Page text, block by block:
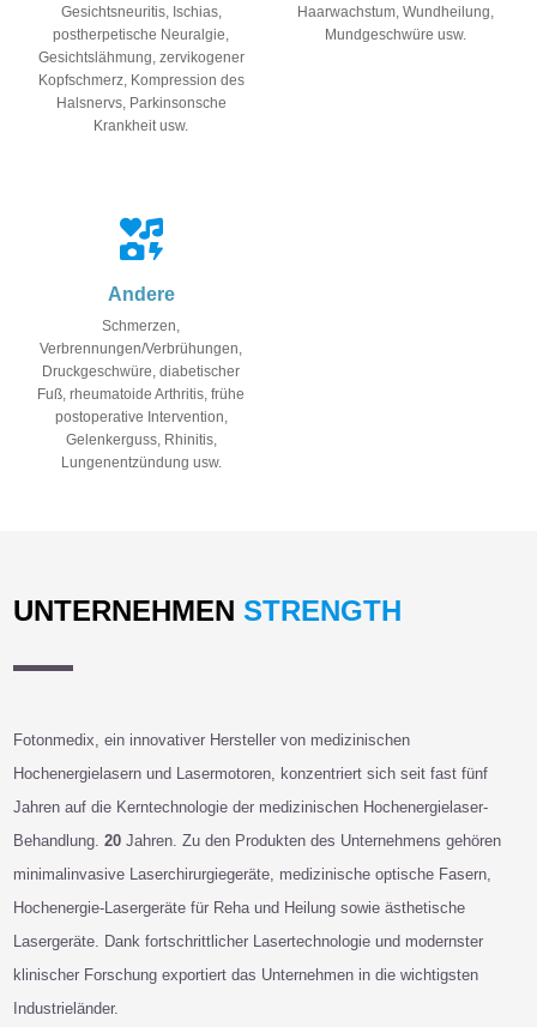
Gesichtsneuritis, Ischias,
postherpetische Neuralgie,
Gesichtslähmung, zervikogener
Kopfschmerz, Kompression des
Halsnervs, Parkinsonsche
Krankheit usw.
Haarwachstum, Wundheilung,
Mundgeschwüre usw.
Andere
Schmerzen,
Verbrennungen/Verbrühungen,
Druckgeschwüre, diabetischer
Fuß, rheumatoide Arthritis, frühe
postoperative Intervention,
Gelenkerguss, Rhinitis,
Lungenentzündung usw.
UNTERNEHMENSTRENGTH
Fotonmedix, ein innovativer Hersteller von medizinischen
Hochenergielasern und Lasermotoren, konzentriert sich seit fast fünf
Jahren auf die Kerntechnologie der medizinischen Hochenergielaser-
Behandlung.20Jahren. Zu den Produkten des Unternehmens gehören
minimalinvasive Laserchirurgiegeräte, medizinische optische Fasern,
Hochenergie-Lasergeräte für Reha und Heilung sowie ästhetische
Lasergeräte. Dank fortschrittlicher Lasertechnologie und modernster
klinischer Forschung exportiert das Unternehmen in die wichtigsten
Industrieländer.